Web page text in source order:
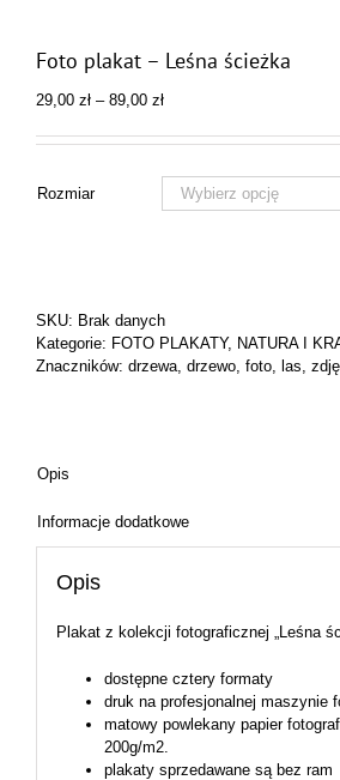
Foto plakat – Leśna ścieżka
29,00 zł – 89,00 złZakres
od
89,00 zł
Rozmiar
SKU: Brak danych
Kategorie: FOTO PLAKATY, NATURA I
Znaczników: drzewa, drzewo, foto, las,
Opis
Informacje dodatkowe
Opis
Plakat z kolekcji fotograficznej „Leśna
dostępne cztery formaty
druk na profesjonalnej maszynie
matowy powlekany papier
200g/m2.
plakaty sprzedawane są bez ram